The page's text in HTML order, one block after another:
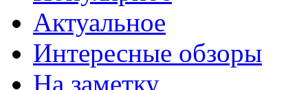
Актуальное
Интересные обзоры
На заметку